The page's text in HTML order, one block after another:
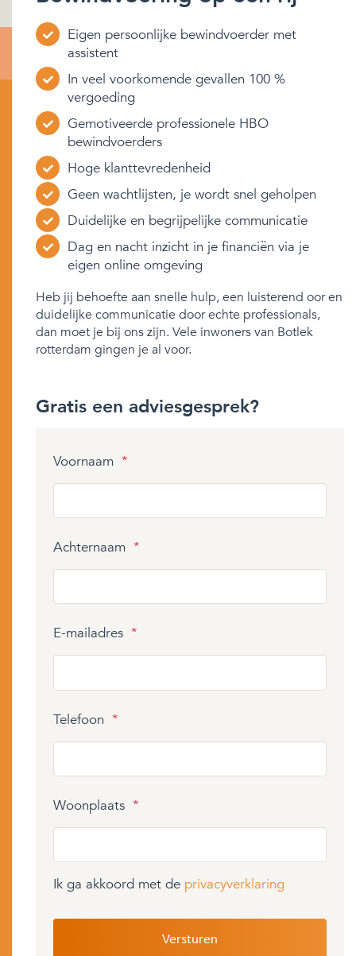
Eigen persoonlijke bewindvoerder met
assistent
In veel voorkomende gevallen 100 %
vergoeding
Gemotiveerde professionele HBO
bewindvoerders
Hoge klanttevredenheid
Geen wachtlijsten, je wordt snel geholpen
Duidelijke en begrijpelijke communicatie
Dag en nacht inzicht in je financiën via je
eigen online omgeving
Heb jij behoefte aan snelle hulp, een luisterend oor en
duidelijke communicatie door echte professionals,
dan moet je bij ons zijn. Vele inwoners van Botlek
rotterdam gingen je al voor.
Gratis een adviesgesprek?
Voornaam *
Achternaam *
E-mailadres *
Telefoon *
Woonplaats *
Ik ga akkoord met de privacyverklaring